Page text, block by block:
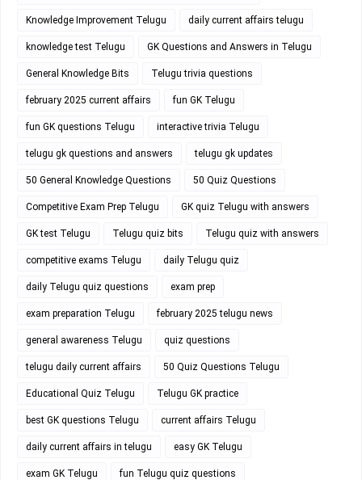
Knowledge Improvement Telugu daily current affairs telugu
knowledge test Telugu GK Questions and Answers in Telugu
General Knowledge Bits Telugu trivia questions
february 2025 current affairs fun GK Telugu
fun GK questions Telugu interactive trivia Telugu
telugu gk questions and answers telugu gk updates
50 General Knowledge Questions 50 Quiz Questions
Competitive Exam Prep Telugu GK quiz Telugu with answers
GK test Telugu Telugu quiz bits Telugu quiz with answers
competitive exams Telugu daily Telugu quiz
daily Telugu quiz questions exam prep
exam preparation Telugu february 2025 telugu news
general awareness Telugu quiz questions
telugu daily current affairs 50 Quiz Questions Telugu
Educational Quiz Telugu Telugu GK practice
best GK questions Telugu current affairs Telugu
daily current affairs in telugu easy GK Telugu
exam GK Telugu fun Telugu quiz questions